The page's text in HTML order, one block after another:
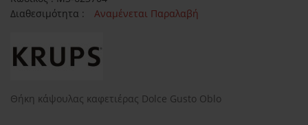
Διαθεσιμότητα :
Αναμένεται Παραλαβή
Θήκη κάψουλας καφετιέρας Dolce Gusto Oblo